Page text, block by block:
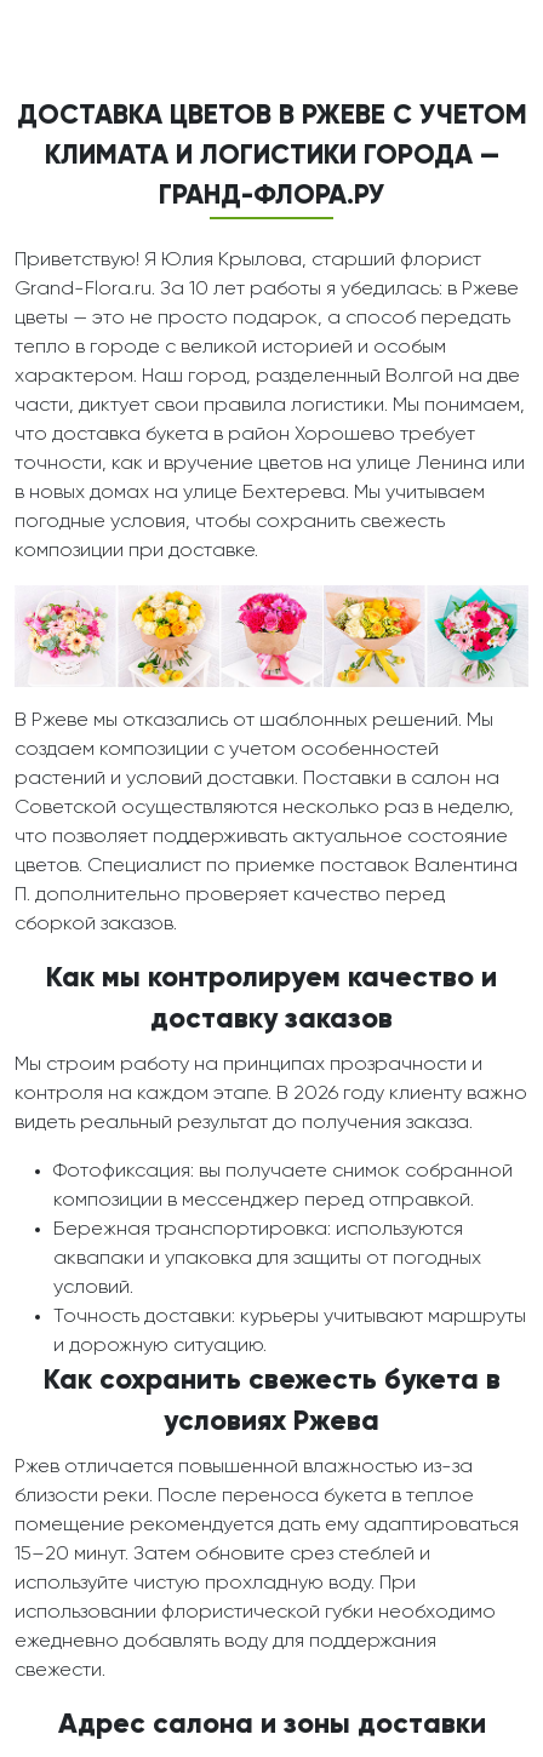
ДОСТАВКА ЦВЕТОВ В РЖЕВЕ С УЧЕТОМ
КЛИМАТА И ЛОГИСТИКИ ГОРОДА —
ГРАНД-ФЛОРА.РУ
Приветствую! Я Юлия Крылова, старший флорист
Grand-Flora.ru. За 10 лет работы я убедилась: в Ржеве
цветы — это не просто подарок, а способ передать
тепло в городе с великой историей и особым
характером. Наш город, разделенный Волгой на две
части, диктует свои правила логистики. Мы понимаем,
что доставка букета в район Хорошево требует
точности, как и вручение цветов на улице Ленина или
в новых домах на улице Бехтерева. Мы учитываем
погодные условия, чтобы сохранить свежесть
композиции при доставке.
В Ржеве мы отказались от шаблонных решений. Мы
создаем композиции с учетом особенностей
растений и условий доставки. Поставки в салон на
Советской осуществляются несколько раз в неделю,
что позволяет поддерживать актуальное состояние
цветов. Специалист по приемке поставок Валентина
П. дополнительно проверяет качество перед
сборкой заказов.
Как мы контролируем качество и
доставку заказов
Мы строим работу на принципах прозрачности и
контроля на каждом этапе. В 2026 году клиенту важно
видеть реальный результат до получения заказа.
Фотофиксация: вы получаете снимок собранной
композиции в мессенджер перед отправкой.
Бережная транспортировка: используются
аквапаки и упаковка для защиты от погодных
условий.
Точность доставки: курьеры учитывают маршруты
и дорожную ситуацию.
Как сохранить свежесть букета в
условиях Ржева
Ржев отличается повышенной влажностью из-за
близости реки. После переноса букета в теплое
помещение рекомендуется дать ему адаптироваться
15–20 минут. Затем обновите срез стеблей и
используйте чистую прохладную воду. При
использовании флористической губки необходимо
ежедневно добавлять воду для поддержания
свежести.
Адрес салона и зоны доставки